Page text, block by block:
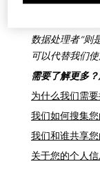
搜集和使用您的
数据处理者”则
可以代替我们
需要了解更多
为什么我们需
我们如何搜集
我们和谁共享
关于您的个人